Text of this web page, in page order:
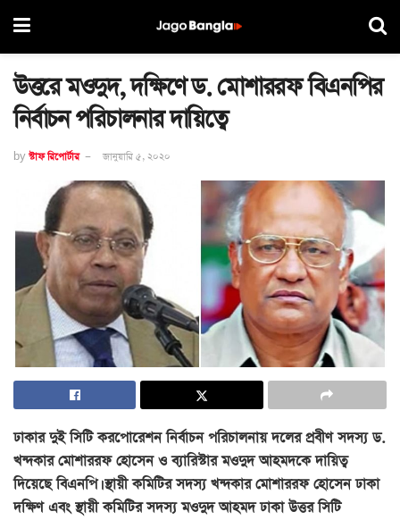
উত্তরে মওদুদ, দক্ষিণে ড. মোশাররফ বিএনপির
নির্বাচন পরিচালনার দায়িত্বে
by স্টাফ রিপোর্টার জানুয়ারি ৫, ২০২০
ঢাকার দুই সিটি করপোরেশন নির্বাচন পরিচালনায় দলের প্রবীণ সদস্য ড.
খন্দকার মোশাররফ হোসেন ও ব্যারিস্টার মওদুদ আহমদকে দায়িত্ব
দিয়েছে বিএনপি। স্থায়ী কমিটির সদস্য খন্দকার মোশাররফ হোসেন ঢাকা
দক্ষিণ এবং স্থায়ী কমিটির সদস্য মওদুদ আহমদ ঢাকা উত্তর সিটি